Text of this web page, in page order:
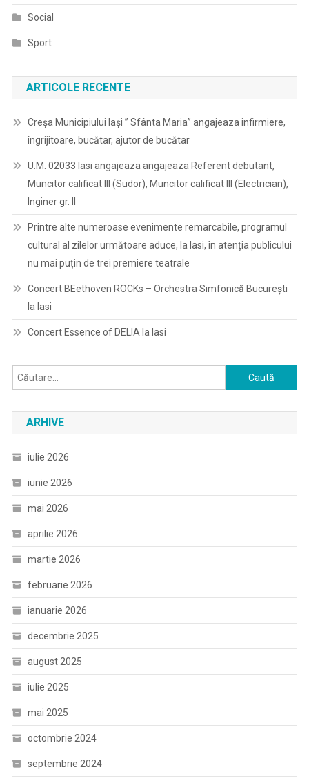
Social
Sport
ARTICOLE RECENTE
Creșa Municipiului Iași ” Sfânta Maria” angajeaza infirmiere,
îngrijitoare, bucătar, ajutor de bucătar
U.M. 02033 Iasi angajeaza angajeaza Referent debutant,
Muncitor calificat III (Sudor), Muncitor calificat III (Electrician),
Inginer gr. II
Printre alte numeroase evenimente remarcabile, programul
cultural al zilelor următoare aduce, la Iasi, în atenția publicului
nu mai puțin de trei premiere teatrale
Concert BEethoven ROCKs – Orchestra Simfonică București
la Iasi
Concert Essence of DELIA la Iasi
Caută
după:
ARHIVE
iulie 2026
iunie 2026
mai 2026
aprilie 2026
martie 2026
februarie 2026
ianuarie 2026
decembrie 2025
august 2025
iulie 2025
mai 2025
octombrie 2024
septembrie 2024